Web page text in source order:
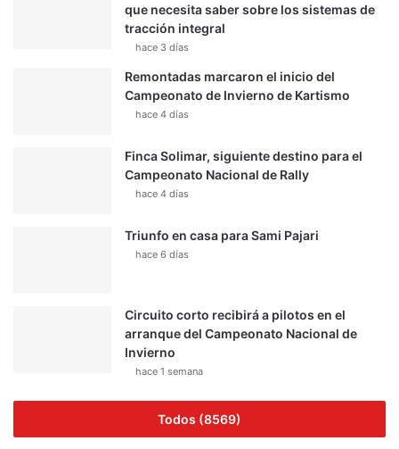
que necesita saber sobre los sistemas de
tracción integral
hace 3 días
Remontadas marcaron el inicio del
Campeonato de Invierno de Kartismo
hace 4 días
Finca Solimar, siguiente destino para el
Campeonato Nacional de Rally
hace 4 días
Triunfo en casa para Sami Pajari
hace 6 días
Circuito corto recibirá a pilotos en el
arranque del Campeonato Nacional de
Invierno
hace 1 semana
Todos (8569)